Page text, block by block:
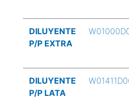
DILUYENTE
P/P EXTRA
DILUYENTE
P/P LATA